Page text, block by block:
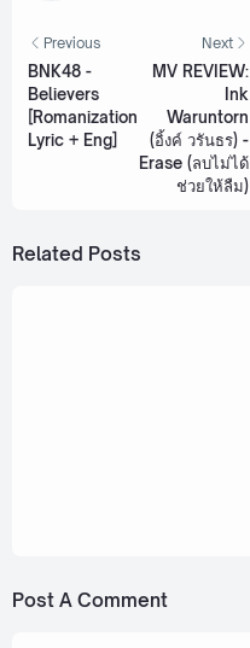
Previous
BNK48 -
Believers
[Romanization
Lyric + Eng]
Next
MV REVIEW:
Ink
Waruntorn
(อิ้งค์ วรันธร) -
Erase (ลบไม่ได้
ช่วยให้ลืม)
Related Posts
Post A Comment